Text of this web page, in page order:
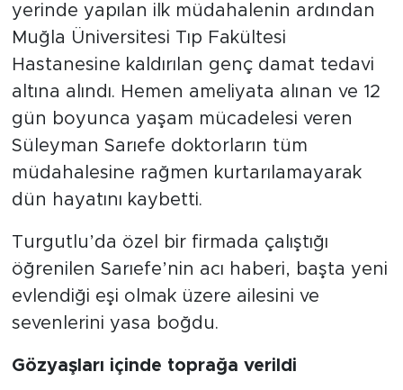
yerinde yapılan ilk müdahalenin ardından
Muğla Üniversitesi Tıp Fakültesi
Hastanesine kaldırılan genç damat tedavi
altına alındı. Hemen ameliyata alınan ve 12
gün boyunca yaşam mücadelesi veren
Süleyman Sarıefe doktorların tüm
müdahalesine rağmen kurtarılamayarak
dün hayatını kaybetti.
Turgutlu’da özel bir firmada çalıştığı
öğrenilen Sarıefe’nin acı haberi, başta yeni
evlendiği eşi olmak üzere ailesini ve
sevenlerini yasa boğdu.
Gözyaşları içinde toprağa verildi